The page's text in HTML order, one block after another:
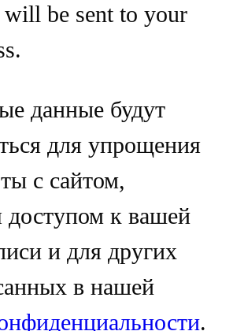
be sent to your
данные будут
для упрощения
с сайтом,
доступом к вашей
и для других
в нашей
.